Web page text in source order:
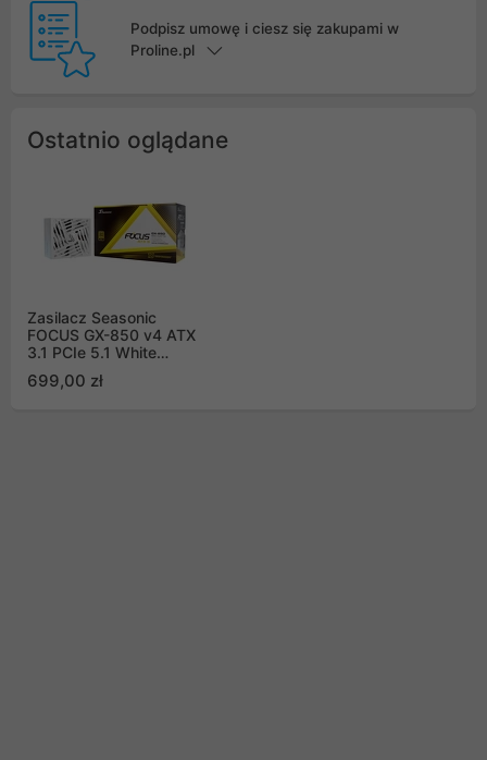
Podpisz umowę i ciesz się zakupami w
Proline.pl
Ostatnio oglądane
Zasilacz Seasonic
FOCUS GX-850 v4 ATX
3.1 PCIe 5.1 White
699,00 zł